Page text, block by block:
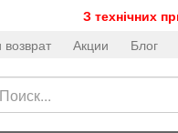
З технічних
Акции Блог